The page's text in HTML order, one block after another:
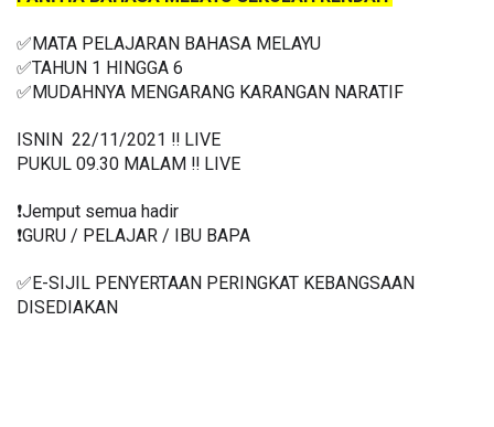
✅MATA PELAJARAN BAHASA MELAYU
✅TAHUN 1 HINGGA 6
✅ MUDAHNYA MENGARANG KARANGAN NARATIF
ISNIN  22/11/2021 ‼️ LIVE
PUKUL 09.30 MALAM ‼️ LIVE
❗️Jemput semua hadir
❗️GURU / PELAJAR / IBU BAPA
✅E-SIJIL PENYERTAAN PERINGKAT KEBANGSAAN
DISEDIAKAN